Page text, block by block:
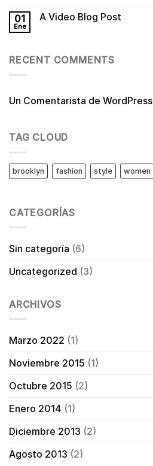
01
Ene
A Video Blog Post
RECENT COMMENTS
Un Comentarista de WordPress
TAG CLOUD
brooklyn fashion style women
CATEGORÍAS
Sin categoría (6)
Uncategorized (3)
ARCHIVOS
Marzo 2022 (1)
Noviembre 2015 (1)
Octubre 2015 (2)
Enero 2014 (1)
Diciembre 2013 (2)
Agosto 2013 (2)